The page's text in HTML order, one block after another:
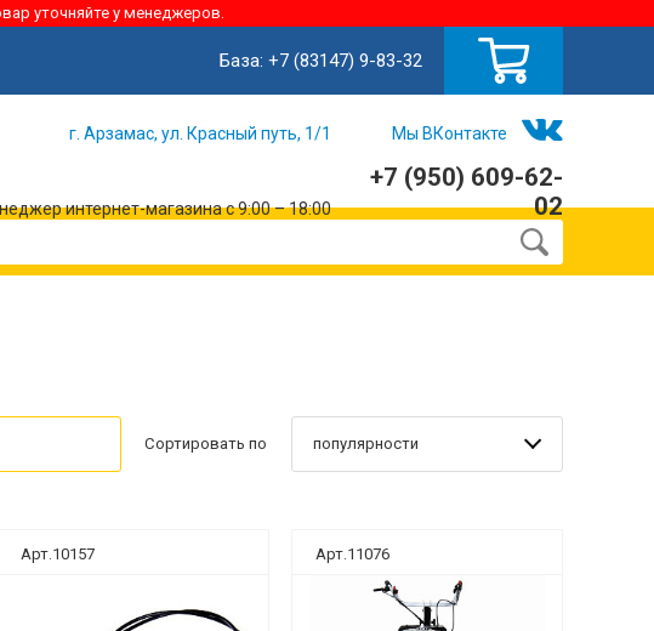
уточняйте у менеджеров.
База: +7 (83147) 9-83-32
г. Арзамас, ул. Красный путь, 1/1 Мы ВКонтакте
интернет-магазина с 9:00 – 18:00
+7 (950) 609-62-
02
Сортировать по популярности
Арт.10157 Арт.11076